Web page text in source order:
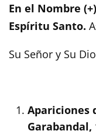
En el Nombre
Espíritu Santo.
Su Señor y Su
Apariciones
Garabandal,